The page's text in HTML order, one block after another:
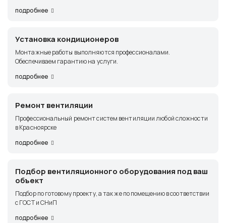
подробнее
Установка кондиционеров
Монтажные работы выполняются профессионалами.
Обеспечиваем гарантию на услуги.
подробнее
Ремонт вентиляции
Профессиональный ремонт систем вентиляции любой сложности
в Красноярске
подробнее
Подбор вентиляционного оборудования под ваш
объект
Подбор по готовому проекту, а так же по помещению в соответствии
с ГОСТ и СНиП
подробнее